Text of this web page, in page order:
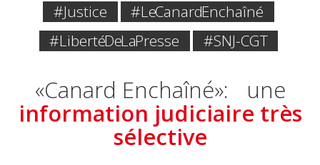
#Justice
#Le Canard Enchaîné
#liberté De La Presse
#SNJ-CGT
«Canard Enchaîné»: une
information judiciaire très
sélective